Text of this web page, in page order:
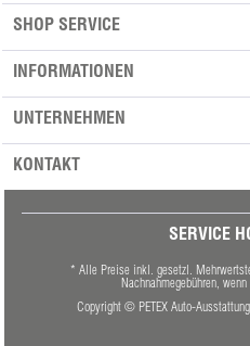
SHOP SERVICE
INFORMATIONEN
UNTERNEHMEN
KONTAKT
SERVICE
* Alle Preise inkl. gesetzl.
Nachnahmegebühren,
Copyright © PETEX Auto-